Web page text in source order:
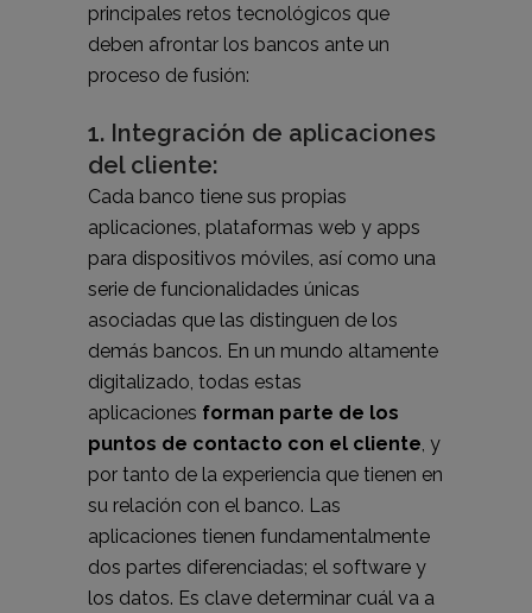
principales retos tecnológicos que
deben afrontar los bancos ante un
proceso de fusión:
1. Integración de aplicaciones
del cliente:
Cada banco tiene sus propias
aplicaciones, plataformas web y apps
para dispositivos móviles, así como una
serie de funcionalidades únicas
asociadas que las distinguen de los
demás bancos. En un mundo altamente
digitalizado, todas estas
aplicaciones forman parte de los
puntos de contacto con el cliente , y
por tanto de la experiencia que tienen en
su relación con el banco. Las
aplicaciones tienen fundamentalmente
dos partes diferenciadas; el software y
los datos. Es clave determinar cuál va a